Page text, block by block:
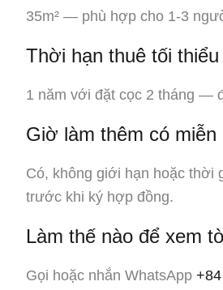
35m² — phù hợp cho 1-3
Thời hạn thuê tối
1 năm với đặt cọc 2 tháng —
Giờ làm thêm có
Có, không giới hạn hoặc thời
trước khi ký hợp đồng.
Làm thế nào để xem
Gọi hoặc nhắn WhatsApp